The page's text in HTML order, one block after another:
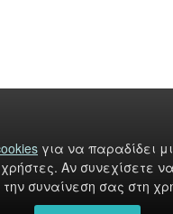
για να παραδίδει
Αν συνεχίσετε
συναίνεση σας στη